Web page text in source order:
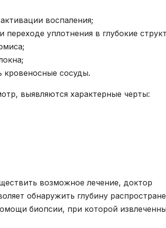
воспаления;
уплотнения в глубокие
сосуды.
выявляются характерные черты:
возможное лечение, доктор
обнаружить глубину
биопсии, при которой